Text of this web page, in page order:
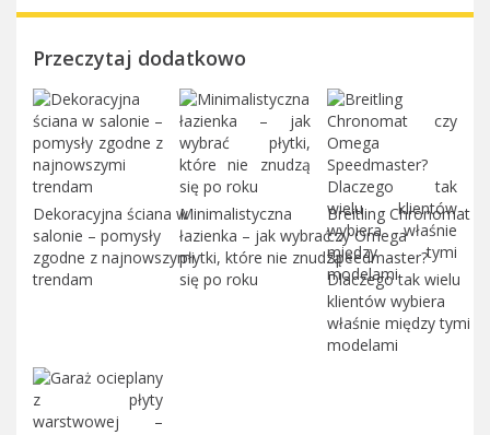
Przeczytaj dodatkowo
Dekoracyjna ściana w
salonie – pomysły
zgodne z najnowszymi
trendam
Minimalistyczna
łazienka – jak wybrać
płytki, które nie znudzą
się po roku
Breitling Chronomat
czy Omega
Speedmaster?
Dlaczego tak wielu
klientów wybiera
właśnie między tymi
modelami